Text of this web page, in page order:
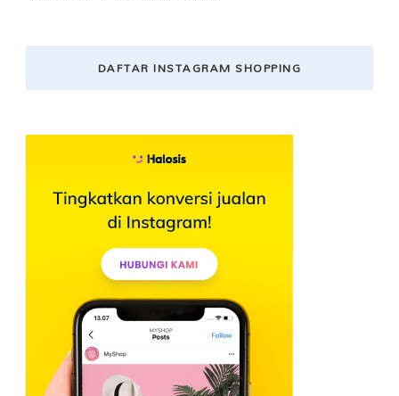
DAFTAR INSTAGRAM SHOPPING